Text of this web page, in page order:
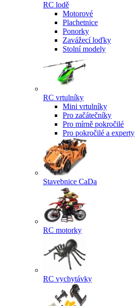
RC lodě
Motorové
Plachetnice
Ponorky
Zavážecí loďky
Stolní modely
RC vrtulníky
Mini vrtulníky
Pro začátečníky
Pro mírně pokročilé
Pro pokročilé a experty
Stavebnice CaDa
RC motorky
RC vychytávky